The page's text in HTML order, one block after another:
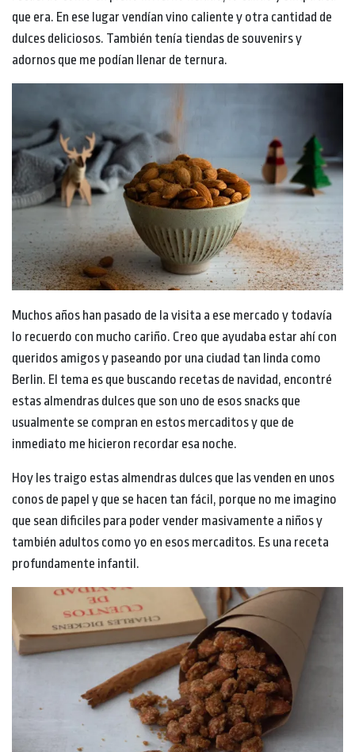
que era. En ese lugar vendían vino caliente y otra cantidad de
dulces deliciosos. También tenía tiendas de souvenirs y
adornos que me podían llenar de ternura.
Muchos años han pasado de la visita a ese mercado y todavía
lo recuerdo con mucho cariño. Creo que ayudaba estar ahí con
queridos amigos y paseando por una ciudad tan linda como
Berlin. El tema es que buscando recetas de navidad, encontré
estas almendras dulces que son uno de esos snacks que
usualmente se compran en estos mercaditos y que de
inmediato me hicieron recordar esa noche.
Hoy les traigo estas almendras dulces que las venden en unos
conos de papel y que se hacen tan fácil, porque no me imagino
que sean dificiles para poder vender masivamente a niños y
también adultos como yo en esos mercaditos. Es una receta
profundamente infantil.